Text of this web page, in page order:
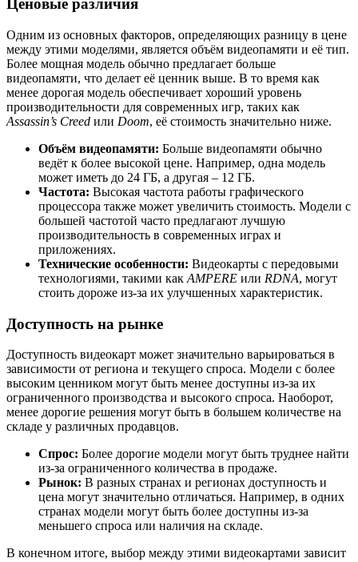
Ценовые различия
Одним из основных факторов, определяющих разницу в цене
между этими моделями, является объём видеопамяти и её тип.
Более мощная модель обычно предлагает больше
видеопамяти, что делает её ценник выше. В то время как
менее дорогая модель обеспечивает хороший уровень
производительности для современных игр, таких как
Assassin’s Creed или Doom, её стоимость значительно ниже.
Объём видеопамяти: Больше видеопамяти обычно
ведёт к более высокой цене. Например, одна модель
может иметь до 24 ГБ, а другая – 12 ГБ.
Частота: Высокая частота работы графического
процессора также может увеличить стоимость. Модели с
большей частотой часто предлагают лучшую
производительность в современных играх и
приложениях.
Технические особенности: Видеокарты с передовыми
технологиями, такими как AMPERE или RDNA, могут
стоить дороже из-за их улучшенных характеристик.
Доступность на рынке
Доступность видеокарт может значительно варьироваться в
зависимости от региона и текущего спроса. Модели с более
высоким ценником могут быть менее доступны из-за их
ограниченного производства и высокого спроса. Наоборот,
менее дорогие решения могут быть в большем количестве на
складе у различных продавцов.
Спрос: Более дорогие модели могут быть труднее найти
из-за ограниченного количества в продаже.
Рынок: В разных странах и регионах доступность и
цена могут значительно отличаться. Например, в одних
странах модели могут быть более доступны из-за
меньшего спроса или наличия на складе.
В конечном итоге, выбор между этими видеокартами зависит